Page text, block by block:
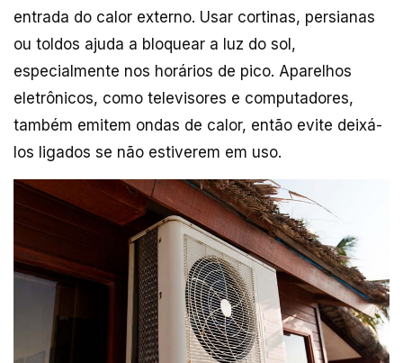
entrada do calor externo. Usar cortinas, persianas
ou toldos ajuda a bloquear a luz do sol,
especialmente nos horários de pico. Aparelhos
eletrônicos, como televisores e computadores,
também emitem ondas de calor, então evite deixá-
los ligados se não estiverem em uso.